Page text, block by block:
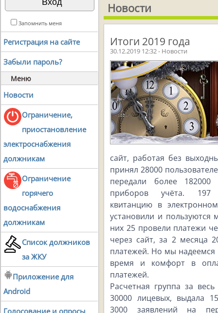
Запомнить меня
Регистрация на сайте
Забыли пароль?
Меню
Новости
Ограничение,
приостановление
электроснабжения
должникам
Ограничение
горячего
водоснабжения
должникам
Список должников
за ЖКУ
Приложение для
Android
Голосование и опросы
Новости
Итоги 2019 года
30.12.2019 12:32 - Новости
сайт, работая без
принял 28000
передали более 182000
приборов учёта. 197
квитанцию в
установили и
них 25 провели платежи
через сайт, за 2 месяца
платежей. Но мы надеемся
время и комфорт в
платежей.
Расчетная группа за
30000 лицевых, выдала
3000 заявлений на